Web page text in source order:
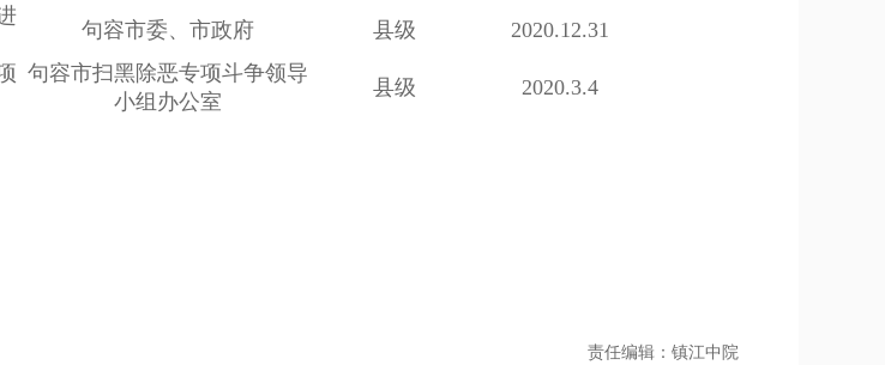
句容市委、市政府 县级 2020.12.31
句容市扫黑除恶专项斗争领导
小组办公室
县级 2020.3.4
责任编辑：镇江中院